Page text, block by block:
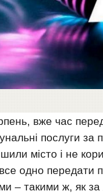
вже час
послуги за
місто і не
все одно
– такими ж, як